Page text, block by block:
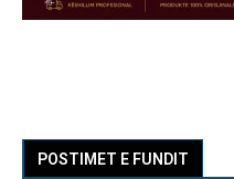
POSTIMET E FUNDIT